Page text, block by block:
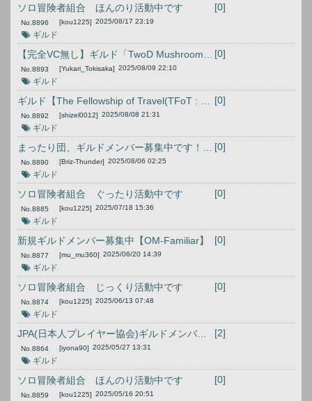
No. 8896
ソロ冒険者組合 ほんのり活動中です [0]
[kou1225] 2025/08/17 23:19
ギルド
No. 8893
[0]
[Yukari_Tokisaka] 2025/08/09 22:10
ギルド
No. 8892
[0]
[shizel0012] 2025/08/08 21:31
ギルド
No. 8890
[0]
[Briz-Thunder] 2025/08/06 02:25
ギルド
No. 8885
ソロ冒険者組合 ぐったり活動中です [0]
[kou1225] 2025/07/18 15:36
ギルド
No. 8877
新規ギルドメンバー募集中【OM-Familiar】 [0]
[mu_mu360] 2025/06/20 14:39
ギルド
No. 8874
ソロ冒険者組合 じっくり活動中です [0]
[kou1225] 2025/06/13 07:48
ギルド
No. 8864
JPA(日本人プレイヤー協会)ギルドメンバー募集 [2]
[iyona90] 2025/05/27 13:31
ギルド
No. 8859
ソロ冒険者組合 ほんのり活動中です [0]
[kou1225] 2025/05/16 20:51